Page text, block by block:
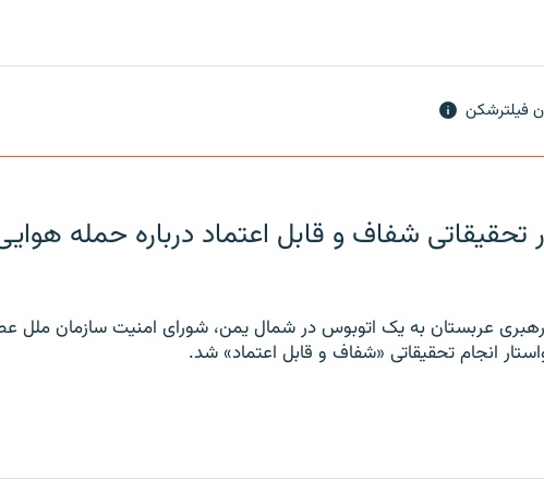
فیلترشکن
شفاف و قابل اعتماد درباره حمله
عربستان به یک اتوبوس در شمال یمن، شورای امنیت سازمان ملل
انجام تحقیقاتی «شفاف و قابل اعتماد» شد.